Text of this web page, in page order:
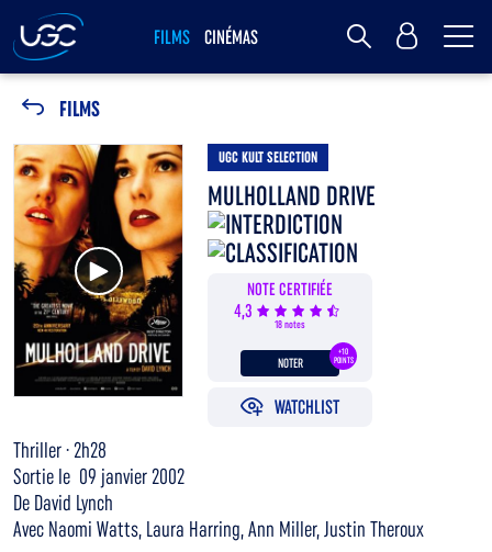
FILMS CINÉMAS MY UGC
FILMS
Voir la bande annonce
UGC KULT SELECTION
MULHOLLAND DRIVE
NOTE CERTIFIÉE
4,3
18 notes
+10
POINTS
NOTER
WATCHLIST
Thriller · 2h28
Sortie le 09 janvier 2002
De David Lynch
Avec Naomi Watts, Laura Harring, Ann Miller, Justin Theroux